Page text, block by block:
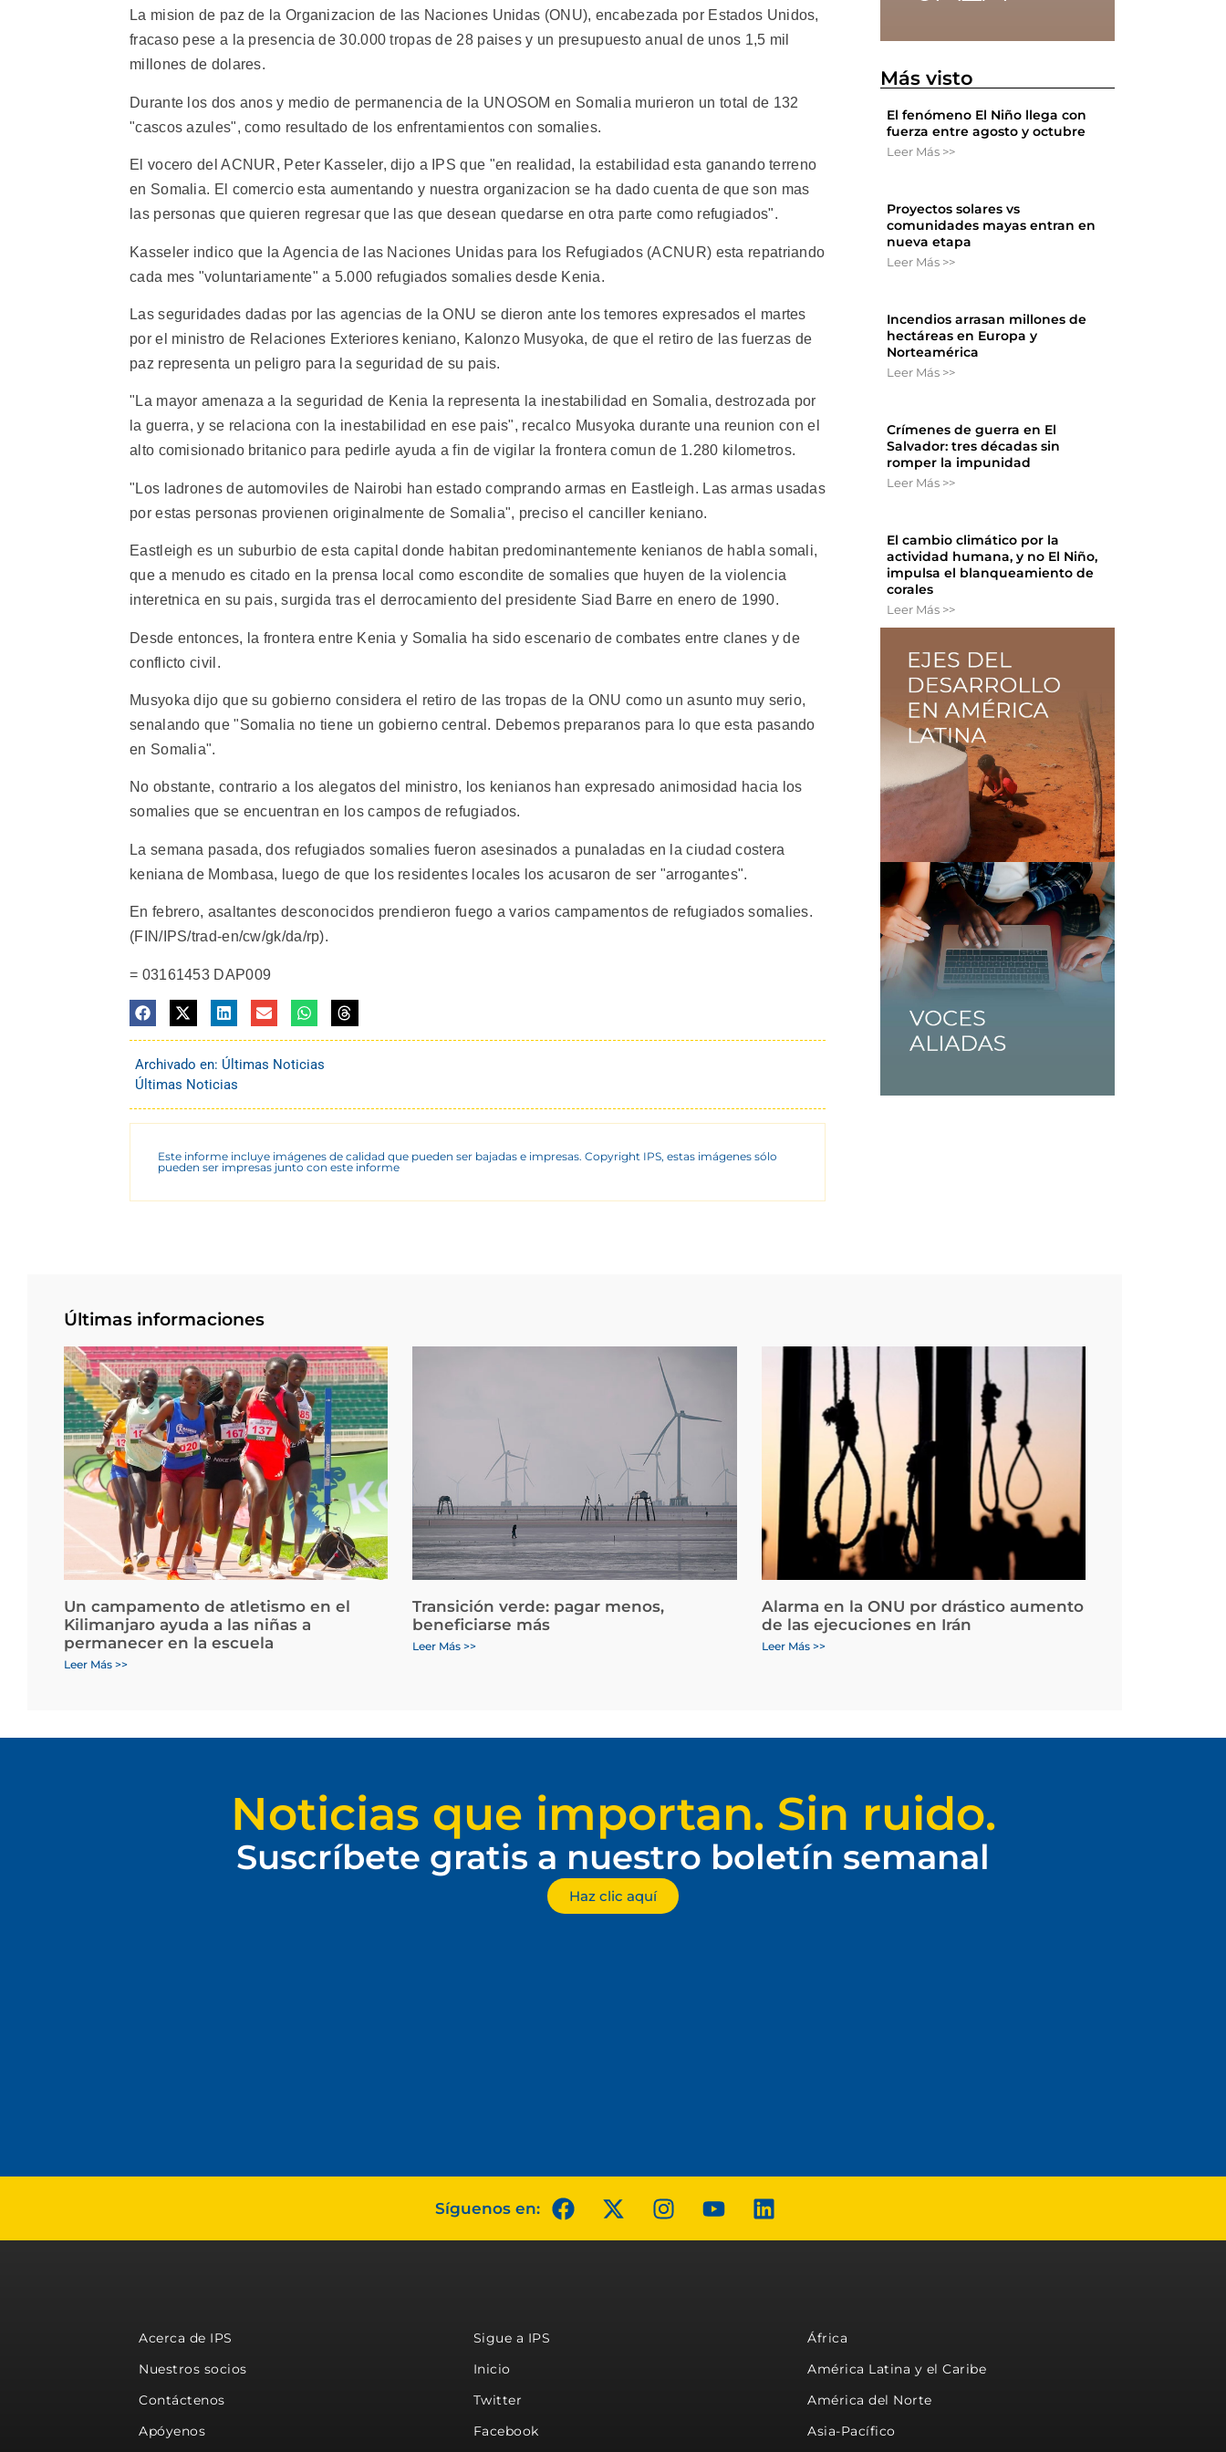
La mision de paz de la Organizacion de las Naciones Unidas (ONU), encabezada por Estados Unidos,
fracaso pese a la presencia de 30.000 tropas de 28 paises y un presupuesto anual de unos 1,5 mil
millones de dolares.
Durante los dos anos y medio de permanencia de la UNOSOM en Somalia murieron un total de 132
"cascos azules", como resultado de los enfrentamientos con somalies.
El vocero del ACNUR, Peter Kasseler, dijo a IPS que "en realidad, la estabilidad esta ganando terreno
en Somalia. El comercio esta aumentando y nuestra organizacion se ha dado cuenta de que son mas
las personas que quieren regresar que las que desean quedarse en otra parte como refugiados".
Kasseler indico que la Agencia de las Naciones Unidas para los Refugiados (ACNUR) esta repatriando
cada mes "voluntariamente" a 5.000 refugiados somalies desde Kenia.
Las seguridades dadas por las agencias de la ONU se dieron ante los temores expresados el martes
por el ministro de Relaciones Exteriores keniano, Kalonzo Musyoka, de que el retiro de las fuerzas de
paz representa un peligro para la seguridad de su pais.
"La mayor amenaza a la seguridad de Kenia la representa la inestabilidad en Somalia, destrozada por
la guerra, y se relaciona con la inestabilidad en ese pais", recalco Musyoka durante una reunion con el
alto comisionado britanico para pedirle ayuda a fin de vigilar la frontera comun de 1.280 kilometros.
"Los ladrones de automoviles de Nairobi han estado comprando armas en Eastleigh. Las armas usadas
por estas personas provienen originalmente de Somalia", preciso el canciller keniano.
Eastleigh es un suburbio de esta capital donde habitan predominantemente kenianos de habla somali,
que a menudo es citado en la prensa local como escondite de somalies que huyen de la violencia
interetnica en su pais, surgida tras el derrocamiento del presidente Siad Barre en enero de 1990.
Desde entonces, la frontera entre Kenia y Somalia ha sido escenario de combates entre clanes y de
conflicto civil.
Musyoka dijo que su gobierno considera el retiro de las tropas de la ONU como un asunto muy serio,
senalando que "Somalia no tiene un gobierno central. Debemos preparanos para lo que esta pasando
en Somalia".
No obstante, contrario a los alegatos del ministro, los kenianos han expresado animosidad hacia los
somalies que se encuentran en los campos de refugiados.
La semana pasada, dos refugiados somalies fueron asesinados a punaladas en la ciudad costera
keniana de Mombasa, luego de que los residentes locales los acusaron de ser "arrogantes".
En febrero, asaltantes desconocidos prendieron fuego a varios campamentos de refugiados somalies.
(FIN/IPS/trad-en/cw/gk/da/rp).
= 03161453 DAP009
Archivado en: Últimas Noticias
Últimas Noticias
Este informe incluye imágenes de calidad que pueden ser bajadas e impresas. Copyright IPS, estas imágenes sólo
pueden ser impresas junto con este informe
Más visto
El fenómeno El Niño llega con
fuerza entre agosto y octubre
Leer Más >>
Proyectos solares vs
comunidades mayas entran en
nueva etapa
Leer Más >>
Incendios arrasan millones de
hectáreas en Europa y
Norteamérica
Leer Más >>
Crímenes de guerra en El
Salvador: tres décadas sin
romper la impunidad
Leer Más >>
El cambio climático por la
actividad humana, y no El Niño,
impulsa el blanqueamiento de
corales
Leer Más >>
Últimas informaciones
Un campamento de atletismo en el
Kilimanjaro ayuda a las niñas a
permanecer en la escuela
Leer Más >>
Transición verde: pagar menos,
beneficiarse más
Leer Más >>
Alarma en la ONU por drástico aumento
de las ejecuciones en Irán
Leer Más >>
Noticias que importan. Sin ruido.
Suscríbete gratis a nuestro boletín semanal
Haz clic aquí
Síguenos en:
Acerca de IPS
Nuestros socios
Contáctenos
Apóyenos
Sigue a IPS
Inicio
Twitter
Facebook
África
América Latina y el Caribe
América del Norte
Asia-Pacífico